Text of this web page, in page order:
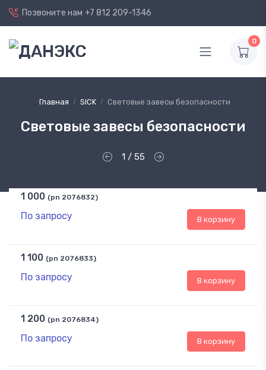
Позвоните нам +7 812 209-1346
0
Главная SICK Световые завесы безопасности
Световые завесы безопасности
1 / 55
1 000 (pn 2076832)
По запросу В корзину
1 100 (pn 2076833)
По запросу В корзину
1 200 (pn 2076834)
По запросу В корзину